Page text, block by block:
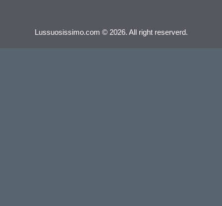
Lussuosissimo.com © 2026. All right reserverd.